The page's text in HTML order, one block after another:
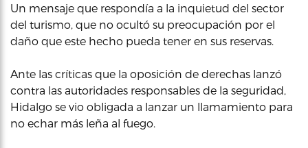
Un mensaje que respondía a la inquietud del sector
del turismo, que no ocultó su preocupación por el
daño que este hecho pueda tener en sus reservas.
Ante las críticas que la oposición de derechas lanzó
contra las autoridades responsables de la seguridad,
Hidalgo se vio obligada a lanzar un llamamiento para
no echar más leña al fuego.